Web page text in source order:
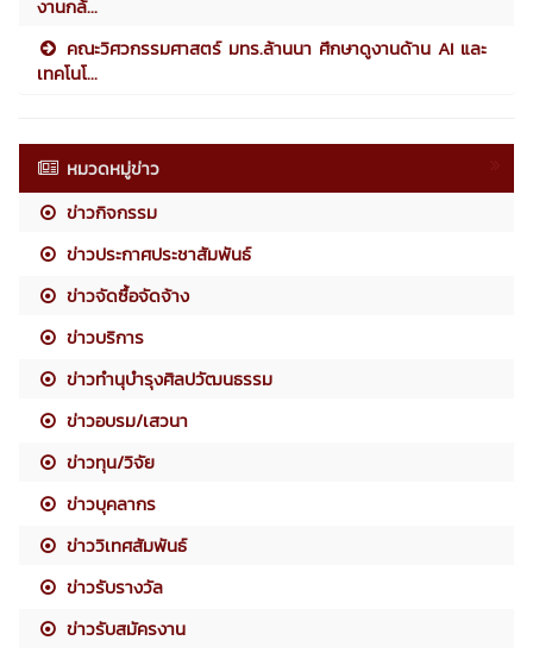
งานกล้...
คณะวิศวกรรมศาสตร์ มทร.ล้านนา ศึกษาดูงานด้าน AI และ
เทคโนโ...
หมวดหมู่ข่าว
ข่าวกิจกรรม
ข่าวประกาศประชาสัมพันธ์
ข่าวจัดซื้อจัดจ้าง
ข่าวบริการ
ข่าวทำนุบำรุงศิลปวัฒนธรรม
ข่าวอบรม/เสวนา
ข่าวทุน/วิจัย
ข่าวบุคลากร
ข่าววิเทศสัมพันธ์
ข่าวรับรางวัล
ข่าวรับสมัครงาน